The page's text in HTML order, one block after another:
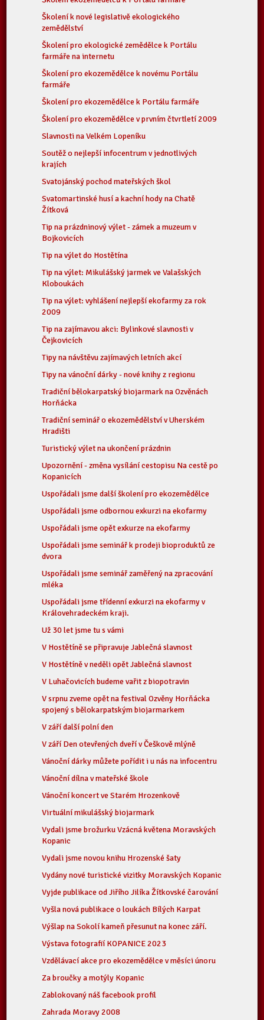
Školení k nové legislativě ekologického
zemědělství
Školení pro ekologické zemědělce k Portálu
farmáře na internetu
Školení pro ekozemědělce k novému Portálu
farmáře
Školení pro ekozemědělce k Portálu farmáře
Školení pro ekozemědělce v prvním čtvrtletí 2009
Slavnosti na Velkém Lopeníku
Soutěž o nejlepší infocentrum v jednotlivých
krajích
Svatojánský pochod mateřských škol
Svatomartinské husí a kachní hody na Chatě
Žítková
Tip na prázdninový výlet - zámek a muzeum v
Bojkovicích
Tip na výlet do Hostětína
Tip na výlet: Mikulášský jarmek ve Valašských
Kloboukách
Tip na výlet: vyhlášení nejlepší ekofarmy za rok
2009
Tip na zajímavou akci: Bylinkové slavnosti v
Čejkovicích
Tipy na návštěvu zajímavých letních akcí
Tipy na vánoční dárky - nové knihy z regionu
Tradiční bělokarpatský biojarmark na Ozvěnách
Horňácka
Tradiční seminář o ekozemědělství v Uherském
Hradišti
Turistický výlet na ukončení prázdnin
Upozornění - změna vysílání cestopisu Na cestě po
Kopanicích
Uspořádali jsme další školení pro ekozemědělce
Uspořádali jsme odbornou exkurzi na ekofarmy
Uspořádali jsme opět exkurze na ekofarmy
Uspořádali jsme seminář k prodeji bioproduktů ze
dvora
Uspořádali jsme seminář zaměřený na zpracování
mléka
Uspořádali jsme třídenní exkurzi na ekofarmy v
Královehradeckém kraji.
Už 30 let jsme tu s vámi
V Hostětíně se připravuje Jablečná slavnost
V Hostětíně v neděli opět Jablečná slavnost
V Luhačovicích budeme vařit z biopotravin
V srpnu zveme opět na festival Ozvěny Horňácka
spojený s bělokarpatským biojarmarkem
V září další polní den
V září Den otevřených dveří v Češkově mlýně
Vánoční dárky můžete pořídit i u nás na infocentru
Vánoční dílna v mateřské škole
Vánoční koncert ve Starém Hrozenkově
Virtuální mikulášský biojarmark
Vydali jsme brožurku Vzácná květena Moravských
Kopanic
Vydali jsme novou knihu Hrozenské šaty
Vydány nové turistické vizitky Moravských Kopanic
Vyjde publikace od Jiřího Jilíka Žítkovské čarování
Vyšla nová publikace o loukách Bílých Karpat
Výšlap na Sokolí kameň přesunut na konec září.
Výstava fotografií KOPANICE 2023
Vzdělávací akce pro ekozemědělce v měsíci únoru
Za broučky a motýly Kopanic
Zablokovaný náš facebook profil
Zahrada Moravy 2008